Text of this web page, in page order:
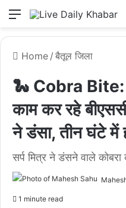
Menu
Home / बैतूल जिला
🐍 Cobra Bite:
काम कर रहे
ने डंसा, तीन घंटे में
सर्प मित्र ने डंसने वाले
1 minute read